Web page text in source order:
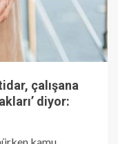
çalışana
diyor: